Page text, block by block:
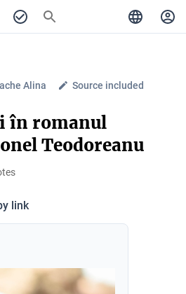
Alina
Source included
în romanul
Teodoreanu
link